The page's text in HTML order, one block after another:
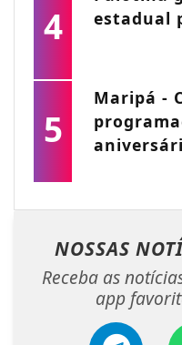
4
estadual
5
Maripá -
NOSSAS
Receba as
app